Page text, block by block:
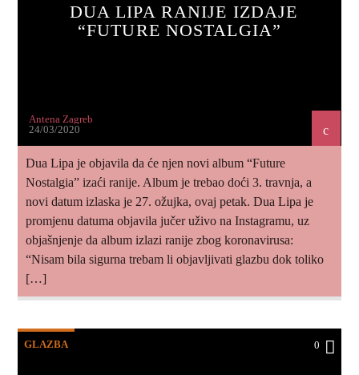
DUA LIPA RANIJE IZDAJE
“FUTURE NOSTALGIA”
Antena Zagreb
24/03/2020
Dua Lipa je objavila da će njen novi album “Future
Nostalgia” izaći ranije. Album je trebao doći 3. travnja, a
novi datum izlaska je 27. ožujka, ovaj petak. Dua Lipa je
promjenu datuma objavila jučer uživo na Instagramu, uz
objašnjenje da album izlazi ranije zbog koronavirusa:
“Nisam bila sigurna trebam li objavljivati glazbu dok toliko
[…]
GLAZBA 0